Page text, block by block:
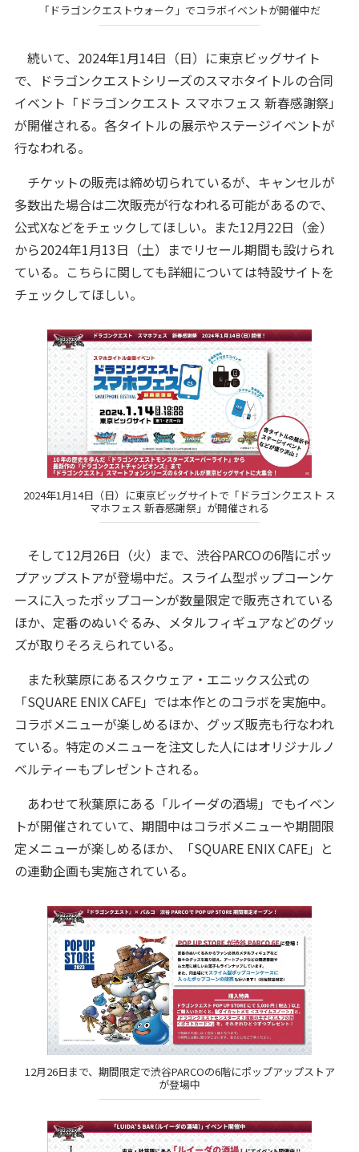
「ドラゴンクエストウォーク」でコラボイベントが開催中だ
続いて、2024年1月14日（日）に東京ビッグサイト
で、ドラゴンクエストシリーズのスマホタイトルの合同
イベント「ドラゴンクエスト スマホフェス 新春感謝祭」
が開催される。各タイトルの展示やステージイベントが
行なわれる。
チケットの販売は締め切られているが、キャンセルが
多数出た場合は二次販売が行なわれる可能があるので、
公式Xなどをチェックしてほしい。また12月22日（金）
から2024年1月13日（土）までリセール期間も設けられ
ている。こちらに関しても詳細については特設サイトを
チェックしてほしい。
2024年1月14日（日）に東京ビッグサイトで「ドラゴンクエスト ス
マホフェス 新春感謝祭」が開催される
そして12月26日（火）まで、渋谷PARCOの6階にポッ
プアップストアが登場中だ。スライム型ポップコーンケ
ースに入ったポップコーンが数量限定で販売されている
ほか、定番のぬいぐるみ、メタルフィギュアなどのグッ
ズが取りそろえられている。
また秋葉原にあるスクウェア・エニックス公式の
「SQUARE ENIX CAFE」では本作とのコラボを実施中。
コラボメニューが楽しめるほか、グッズ販売も行なわれ
ている。特定のメニューを注文した人にはオリジナルノ
ベルティーもプレゼントされる。
あわせて秋葉原にある「ルイーダの酒場」でもイベン
トが開催されていて、期間中はコラボメニューや期間限
定メニューが楽しめるほか、「SQUARE ENIX CAFE」と
の連動企画も実施されている。
12月26日まで、期間限定で渋谷PARCOの6階にポップアップストア
が登場中